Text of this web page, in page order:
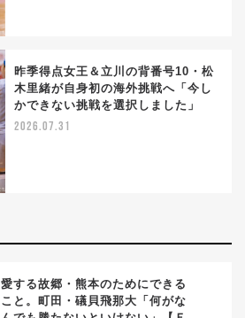
昨季得点女王＆立川の背番号10・松
木里緒が自身初の海外挑戦へ「今し
かできない挑戦を選択しました」
2026.07.31
愛する故郷・熊本のためにできる
こと。町田・礒貝飛那大「何がな